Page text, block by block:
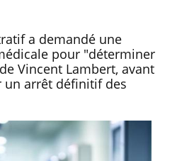
a demandé une
pour "déterminer
Vincent Lambert, avant
un arrêt définitif des